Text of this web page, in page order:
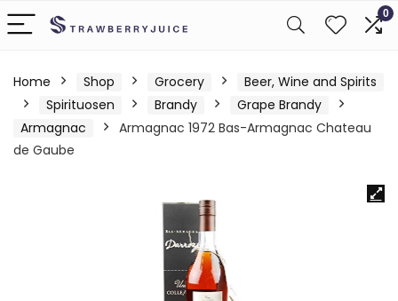
0
Home Shop Grocery
Beer, Wine and Spirits
Spirituosen
Brandy
Grape Brandy
Armagnac
Armagnac 1972 Bas-Armagnac Chateau
de Gaube